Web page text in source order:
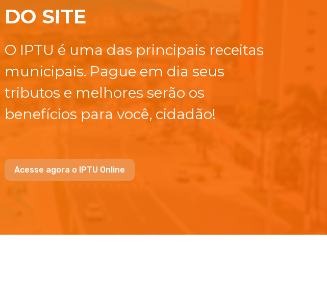
DO SITE
O IPTU é uma das principais receitas
municipais. Pague em dia seus
tributos e melhores serão os
benefícios para você, cidadão!
Acesse agora o IPTU Online